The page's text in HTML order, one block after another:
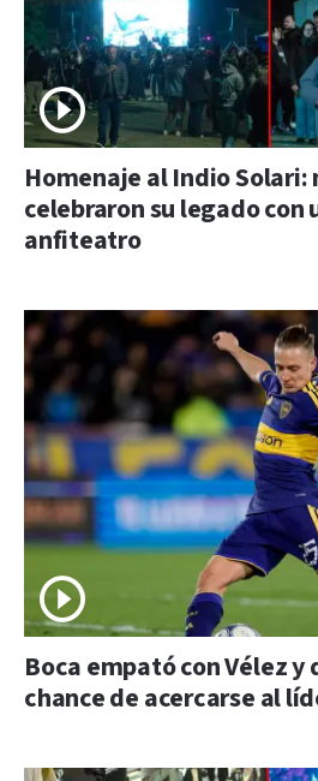
Homenaje al Indio Solari:
celebraron su legado con
anfiteatro
Boca empató con Vélez y
chance de acercarse al